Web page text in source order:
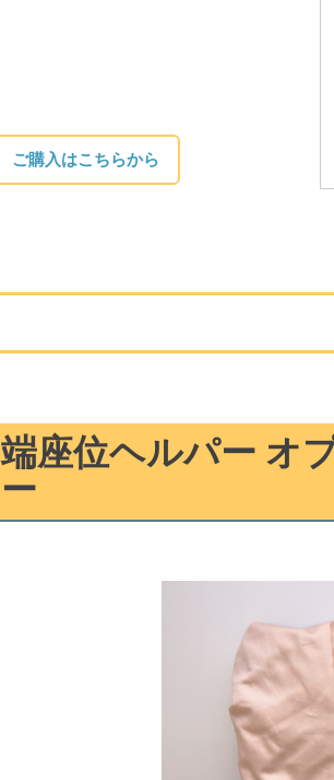
ご購入はこちらから
端座位ヘルパー オ
ー